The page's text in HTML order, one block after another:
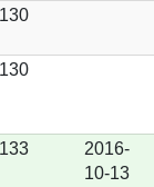
130
130
133
2016-
10-13